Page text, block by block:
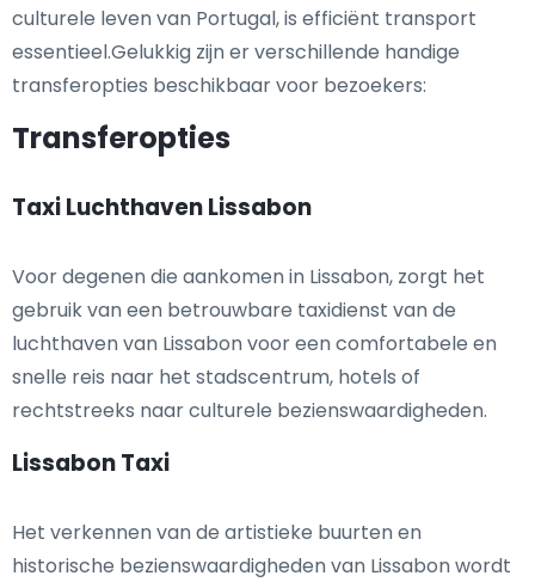
culturele leven van Portugal, is efficiënt transport
essentieel.Gelukkig zijn er verschillende handige
transferopties beschikbaar voor bezoekers:
Transferopties
Taxi Luchthaven Lissabon
Voor degenen die aankomen in Lissabon, zorgt het
gebruik van een betrouwbare taxidienst van de
luchthaven van Lissabon voor een comfortabele en
snelle reis naar het stadscentrum, hotels of
rechtstreeks naar culturele bezienswaardigheden.
Lissabon Taxi
Het verkennen van de artistieke buurten en
historische bezienswaardigheden van Lissabon wordt